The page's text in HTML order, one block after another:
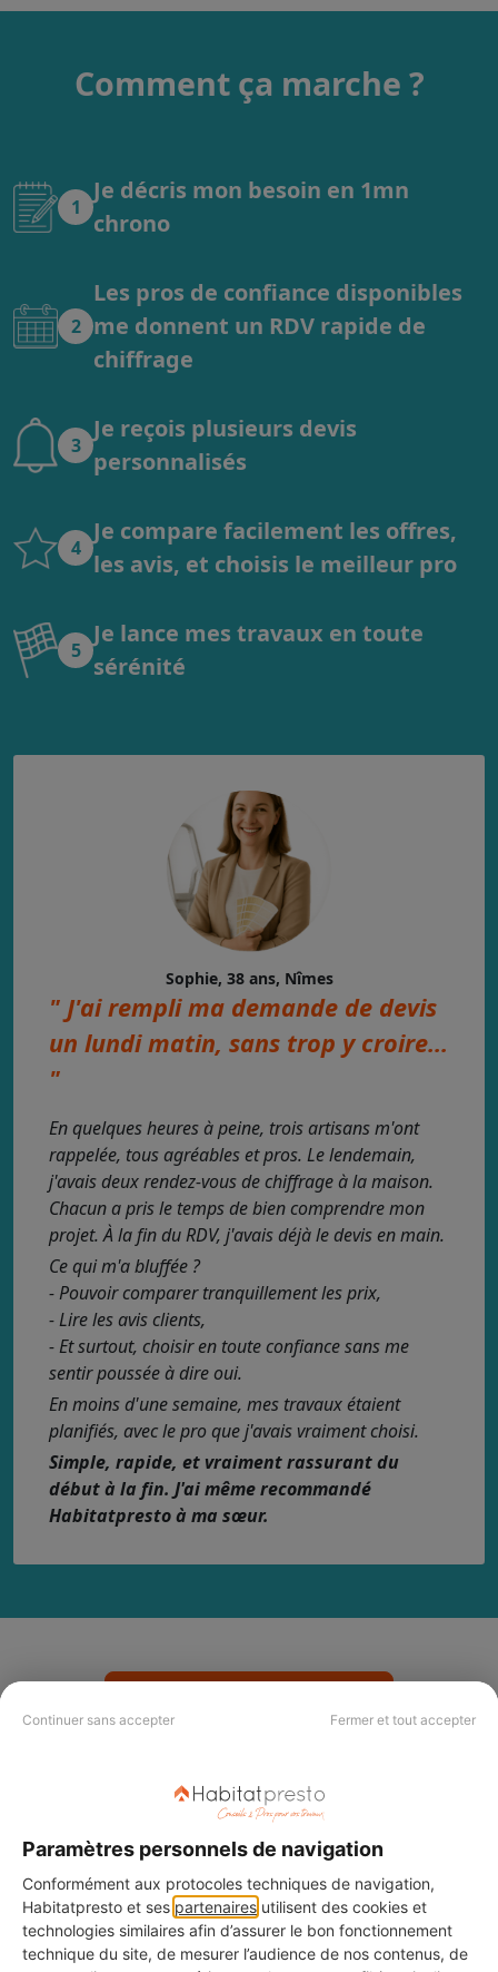
Continuer sans accepter Fermer et tout accepter
Paramètres personnels de navigation
Conformément aux protocoles techniques de navigation,
Habitatpresto et ses partenaires utilisent des cookies et
technologies similaires afin d’assurer le bon fonctionnement
technique du site, de mesurer l’audience de nos contenus, de
Comment ça marche ?
1
Je décris mon besoin en 1mn
chrono
2
Les pros de confiance disponibles
me donnent un RDV rapide de
chiffrage
3
Je reçois plusieurs devis
personnalisés
4
Je compare facilement les offres,
les avis, et choisis le meilleur pro
5
Je lance mes travaux en toute
sérénité
Sophie, 38 ans, Nîmes
" J'ai rempli ma demande de devis
un lundi matin, sans trop y croire...
"
En quelques heures à peine, trois artisans m'ont
rappelée, tous agréables et pros. Le lendemain,
j'avais deux rendez-vous de chiffrage à la maison.
Chacun a pris le temps de bien comprendre mon
projet. À la fin du RDV, j'avais déjà le devis en main.
Ce qui m'a bluffée ?
- Pouvoir comparer tranquillement les prix,
- Lire les avis clients,
- Et surtout, choisir en toute confiance sans me
sentir poussée à dire oui.
En moins d'une semaine, mes travaux étaient
planifiés, avec le pro que j'avais vraiment choisi.
Simple, rapide, et vraiment rassurant du
début à la fin. J'ai même recommandé
Habitatpresto à ma sœur.
Nos labels et critères qualité
Votre projet mérite le meilleur pro !
Nos labels Habitatpresto Qualité